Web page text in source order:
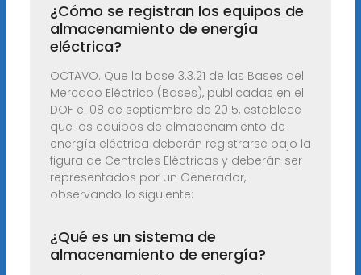
¿Cómo se registran los equipos de
almacenamiento de energía
eléctrica?
OCTAVO. Que la base 3.3.21 de las Bases del
Mercado Eléctrico (Bases), publicadas en el
DOF el 08 de septiembre de 2015, establece
que los equipos de almacenamiento de
energía eléctrica deberán registrarse bajo la
figura de Centrales Eléctricas y deberán ser
representados por un Generador,
observando lo siguiente:
¿Qué es un sistema de
almacenamiento de energía?